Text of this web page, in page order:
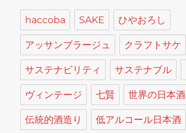
haccoba SAKE ひやおろし
アッサンブラージュ クラフトサケ
サステナビリティ サステナブル
ヴィンテージ 七賢 世界の日本酒
伝統的酒造り 低アルコール日本酒